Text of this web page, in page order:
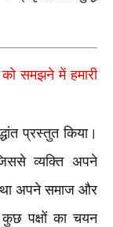
को समझने में हमारी
प्रस्तुत किया।
व्यक्ति अपने
अपने समाज और
कुछ पक्षों का चयन